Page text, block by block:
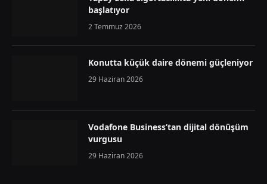
başlatıyor
2 Temmuz 2026
Konutta küçük daire dönemi güçleniyor
29 Haziran 2026
Vodafone Business’tan dijital dönüşüm
vurgusu
29 Haziran 2026